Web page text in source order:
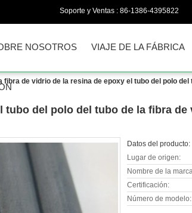
Soporte y Ventas : 86-1386-4395822
NOSOTROS VIAJE DE LA FÁBRICA
fibra de vidrio de la resina de epoxy el tubo del polo
del polo del tubo de la fibra
Datos del producto:
Lugar de origen:
Nombre de la
Certificación:
Número de modelo: